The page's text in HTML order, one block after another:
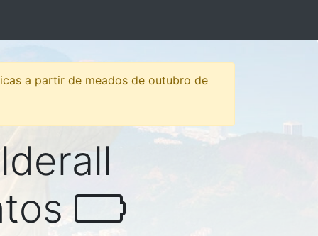
a partir de meados de outubro de